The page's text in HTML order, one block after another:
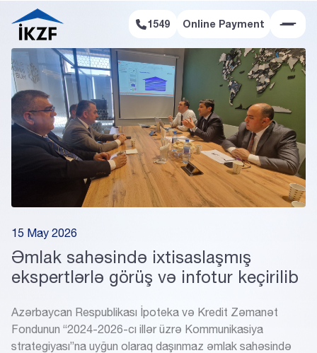
Online Payment 1549 Online Payment
15 May 2026
Əmlak sahəsində ixtisaslaşmış
ekspertlərlə görüş və infotur keçirilib
Azərbaycan Respublikası İpoteka və Kredit Zəmanət
Fondunun “2024-2026-cı illər üzrə Kommunikasiya
strategiyası”na uyğun olaraq daşınmaz əmlak sahəsində